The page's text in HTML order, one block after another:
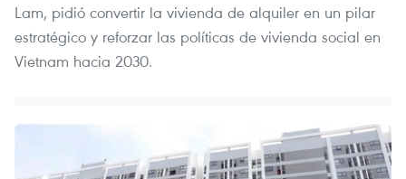
Lam, pidió convertir la vivienda de alquiler en un pilar
estratégico y reforzar las políticas de vivienda social en
Vietnam hacia 2030.